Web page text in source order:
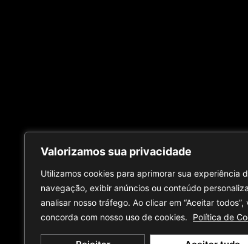
Valorizamos sua privacidade
Utilizamos cookies para aprimorar sua experiência
navegação, exibir anúncios ou conteúdo
analisar nosso tráfego. Ao clicar em “Aceitar todos”,
concorda com nosso uso de cookies.
Política de
Reciba contenido de expertos
en nuestro Centro de Inteligencia